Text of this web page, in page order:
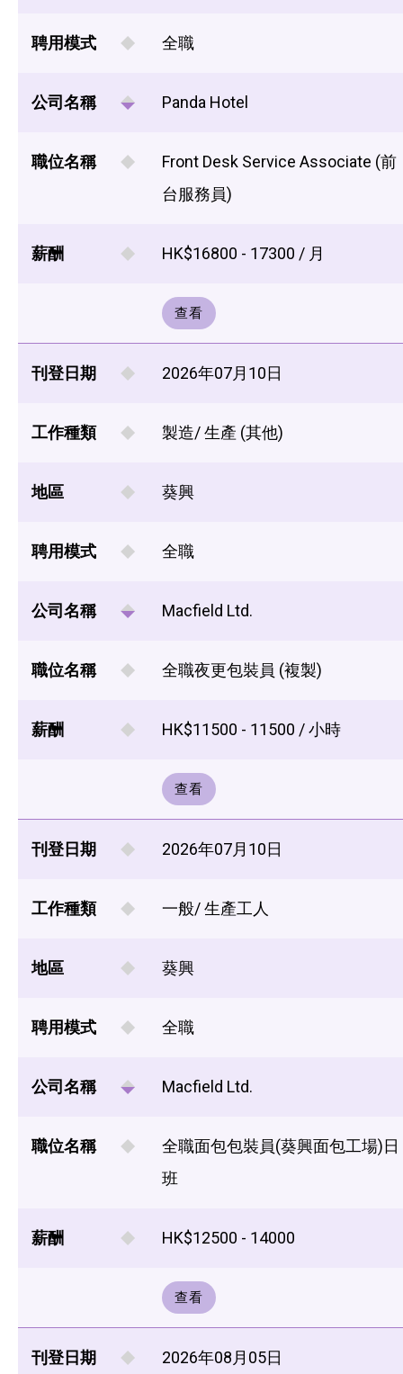
聘用模式 全職
公司名稱 Panda Hotel
職位名稱
Front Desk Service Associate (前
台服務員)
薪酬 HK$16800 - 17300 / 月
查看
刊登日期 2026年07月10日
工作種類 製造/ 生產 (其他)
地區 葵興
聘用模式 全職
公司名稱 Macfield Ltd.
職位名稱 全職夜更包裝員 (複製)
薪酬 HK$11500 - 11500 / 小時
查看
刊登日期 2026年07月10日
工作種類 一般/ 生產工人
地區 葵興
聘用模式 全職
公司名稱 Macfield Ltd.
職位名稱
全職面包包裝員(葵興面包工場)日
班
薪酬 HK$12500 - 14000
查看
刊登日期 2026年08月05日